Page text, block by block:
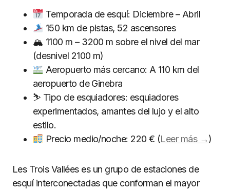
Temporada de esquí: Diciembre – Abril
150 km de pistas, 52 ascensores
🏔 1100 m – 3200 m sobre el nivel del mar
(desnivel 2100 m)
Aeropuerto más cercano: A 110 km del
aeropuerto de Ginebra
⛷ Tipo de esquiadores: esquiadores
experimentados, amantes del lujo y el alto
estilo.
Precio medio/noche: 220 € (Leer más →)
Les Trois Vallées es un grupo de estaciones de
esquí interconectadas que conforman el mayor